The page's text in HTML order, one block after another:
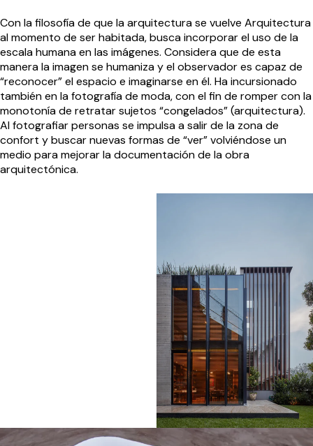
Con la filosofía de que la arquitectura se vuelve Arquitectura
al momento de ser habitada, busca incorporar el uso de la
escala humana en las imágenes. Considera que de esta
manera la imagen se humaniza y el observador es capaz de
“reconocer” el espacio e imaginarse en él. Ha incursionado
también en la fotografía de moda, con el fin de romper con la
monotonía de retratar sujetos “congelados” (arquitectura).
Al fotografiar personas se impulsa a salir de la zona de
confort y buscar nuevas formas de “ver” volviéndose un
medio para mejorar la documentación de la obra
arquitectónica.